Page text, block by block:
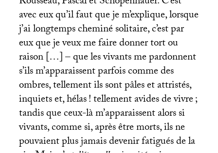
avec eux qu’il faut que je m’explique, lorsque
j’ai longtemps cheminé solitaire, c’est par
eux que je veux me faire donner tort ou
raison […] – que les vivants me pardonnent
s’ils m’apparaissent parfois comme des
ombres, tellement ils sont pâles et attristés,
inquiets et, hélas! tellement avides de vivre;
tandis que ceux-là m’apparaissent alors si
vivants, comme si, après être morts, ils ne
pouvaient plus jamais devenir fatigués de la